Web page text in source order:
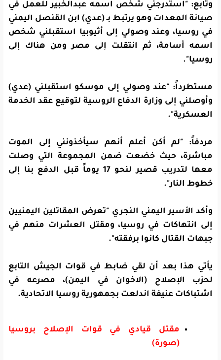
وتابع: "استدرجني شخص اسمه عبدالخبير للعمل في
صيانة المعدات وهو يرتبط بـ (عدي) ابن القنصل اليمني
في روسيا، وعند وصولي إلى أثيوبيا استقبلني شخص
اسمه أسامة، ثم انتقلت إلى مصر ومن هناك إلى
روسيا".
مستطرداً: "عند وصولي إلى موسكو استقبلني (عدي)
وأوصلني إلى وزارة الدفاع الروسية لتوقيع عقد الخدمة
العسكرية".
مردفاً: "لم أكن أعلم أنهم سيأخذونني إلى الموت
مباشرة، حيث خضعت ضمن المجموعة التي وصلت
معها لتدريب قصير لنحو 17 يوماً قبل الدفع بنا إلى
خطوط النار".
وأكد الأسير اليمني النجري "تعرض المقاتلين اليمنيين
إلى انتهاكات في روسيا، ومقتل العشرات منهم في
جبهات القتال كانوا برفقته".
يأتي هذا بعد أن لقي ضابط في قوات الجيش التابع
لحزب الإصلاح (الاخوان في اليمن)، مصرعه في
اشتباكات عنيفة اندلعت بجمهورية روسيا الاتحادية.
مقتل قيادي في قوات الإصلاح بروسيا
(صورة)